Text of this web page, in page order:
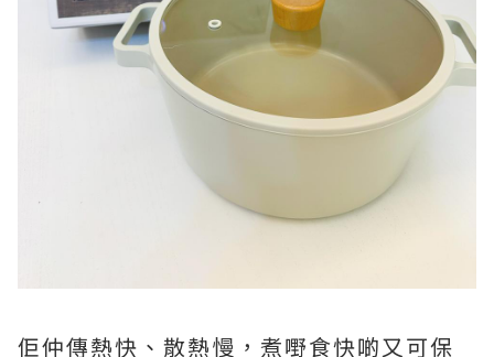
佢仲傳熱快、散熱慢，煮嘢食快啲又可保